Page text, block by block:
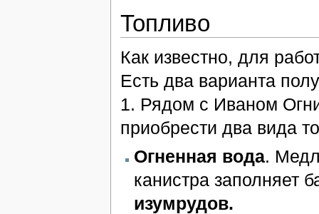
Топливо
Как известно, для
Есть два варианта
1. Рядом с Иваном
приобрести два вида
Огненная вода.
канистра заполняет
изумрудов.